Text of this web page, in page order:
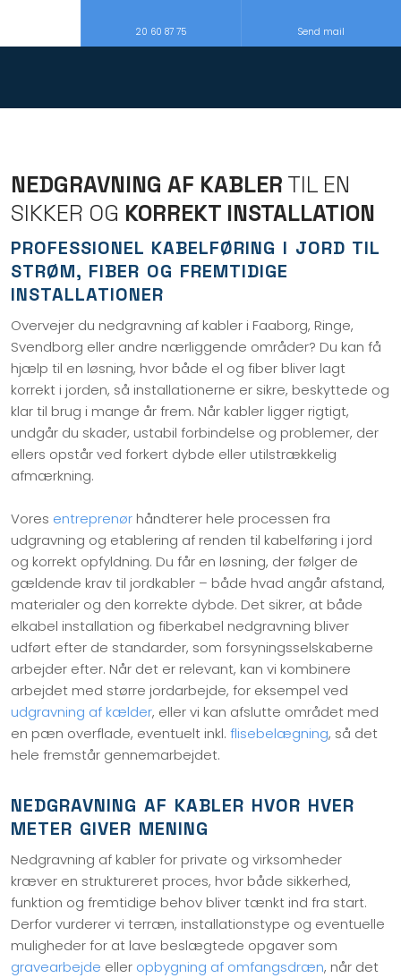
20 60 87 75 Send mail
NEDGRAVNING AF KABLER TIL EN
SIKKER OG KORREKT INSTALLATION
PROFESSIONEL KABELFØRING I JORD TIL
STRØM, FIBER OG FREMTIDIGE
INSTALLATIONER
Overvejer du nedgravning af kabler i Faaborg, Ringe,
Svendborg eller andre nærliggende områder? Du kan få
hjælp til en løsning, hvor både el og fiber bliver lagt
korrekt i jorden, så installationerne er sikre, beskyttede og
klar til brug i mange år frem. Når kabler ligger rigtigt,
undgår du skader, ustabil forbindelse og problemer, der
ellers opstår ved forkert dybde eller utilstrækkelig
afmærkning.
Vores entreprenørhåndterer hele processen fra
udgravning og etablering af renden til kabelføring i jord
og korrekt opfyldning. Du får en løsning, der følger de
gældende krav til jordkabler – både hvad angår afstand,
materialer og den korrekte dybde. Det sikrer, at både
elkabel installation og fiberkabel nedgravning bliver
udført efter de standarder, som forsyningsselskaberne
arbejder efter. Når det er relevant, kan vi kombinere
arbejdet med større jordarbejde, for eksempel ved
udgravning af kælder, eller vi kan afslutte området med
en pæn overflade, eventuelt inkl. flisebelægning, så det
hele fremstår gennemarbejdet.
NEDGRAVNING AF KABLER HVOR HVER
METER GIVER MENING
Nedgravning af kabler for private og virksomheder
kræver en struktureret proces, hvor både sikkerhed,
funktion og fremtidige behov bliver tænkt ind fra start.
Derfor vurderer vi terræn, installationstype og eventuelle
muligheder for at lave beslægtede opgaver som
gravearbejde eller opbygning af omfangsdræn, når det